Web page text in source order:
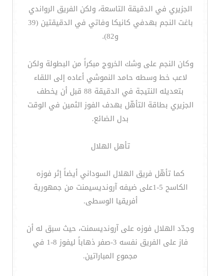
الجزيري في الدقيقة التاسعة، ولكن الفريق الرواندي
باغت النجم بهدفي كانيكا وفاتي في الدقيقتين (39
و82).
وكان النجم على وشك الخروج مبكراً من البطولة ولكن
لاعب خط وسطه حامد النموشي أعاده إلى اللقاء
بتعديله النتيجة في الدقيقة 88 قبل أن يخطف
الجزيري بطاقة التأهّل بهدف الفوز الثمين في الوقت
بدل الضائع.
تأهل الهلال
كما تأهّل فريق الهلال السوداني أيضاً إثر فوزه
الكاسح 5-1على ضيفه آرونديسيمنت من جمهورية
أفريقيا الوسطى.
وجدّد الهلال فوزه على آرونديسمنت، حيث سبق له أن
فاز على الفريق نفسه 3-صفر ذهاباً ليفوز 8-1 في
مجموع المباراتين.